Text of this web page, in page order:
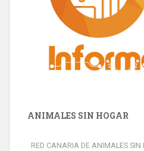
ANIMALES SIN HOGAR
RED CANARIA DE ANIMALES